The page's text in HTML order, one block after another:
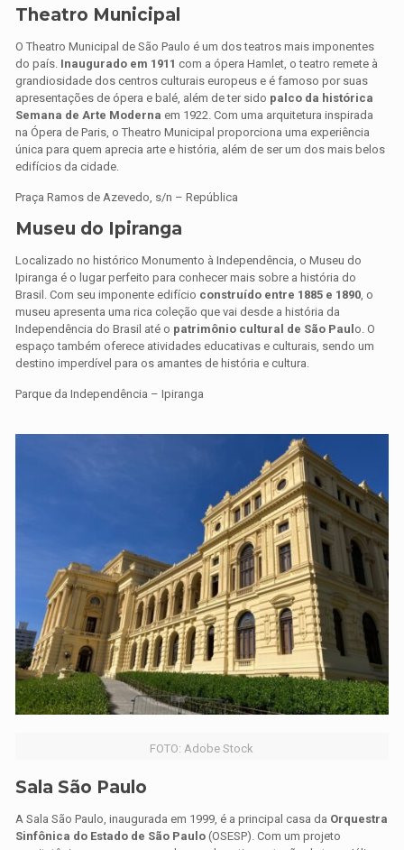
Theatro Municipal
O Theatro Municipal de São Paulo é um dos teatros mais imponentes
do país. Inaugurado em 1911 com a ópera Hamlet, o teatro remete à
grandiosidade dos centros culturais europeus e é famoso por suas
apresentações de ópera e balé, além de ter sido palco da histórica
Semana de Arte Moderna em 1922. Com uma arquitetura inspirada
na Ópera de Paris, o Theatro Municipal proporciona uma experiência
única para quem aprecia arte e história, além de ser um dos mais belos
edifícios da cidade.
Praça Ramos de Azevedo, s/n – República
Museu do Ipiranga
Localizado no histórico Monumento à Independência, o Museu do
Ipiranga é o lugar perfeito para conhecer mais sobre a história do
Brasil. Com seu imponente edifício construído entre 1885 e 1890, o
museu apresenta uma rica coleção que vai desde a história da
Independência do Brasil até o patrimônio cultural de São Paul o. O
espaço também oferece atividades educativas e culturais, sendo um
destino imperdível para os amantes de história e cultura.
Parque da Independência – Ipiranga
FOTO: Adobe Stock
Sala São Paulo
A Sala São Paulo, inaugurada em 1999, é a principal casa da Orquestra
Sinfônica do Estado de São Paulo (OSESP). Com um projeto